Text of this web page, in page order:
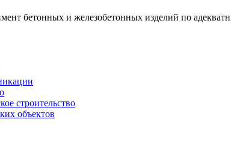
бетонных и железобетонных изделий по
строительство
объектов